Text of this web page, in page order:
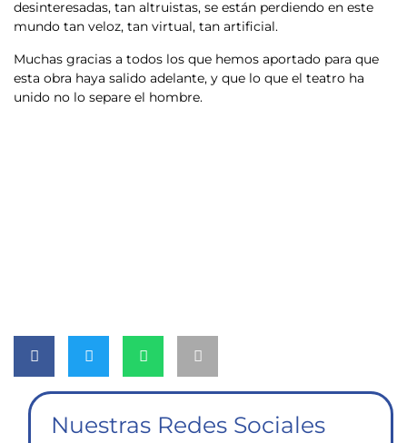
desinteresadas, tan altruistas, se están perdiendo en este
mundo tan veloz, tan virtual, tan artificial.
Muchas gracias a todos los que hemos aportado para que
esta obra haya salido adelante, y que lo que el teatro ha
unido no lo separe el hombre.
Nuestras Redes Sociales